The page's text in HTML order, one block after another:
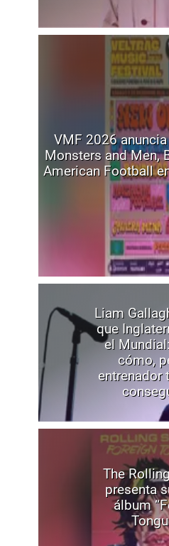
VMF 2026
Monsters and Men,
American Football
Liam
que
el
cómo,
entrenador
The
presenta
álbum